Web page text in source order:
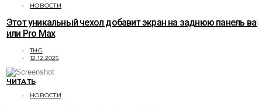
НОВОСТИ
Этот уникальный чехол добавит экран на заднюю панель
или Pro Max
THG
12.12.2025
ЧИТАТЬ
НОВОСТИ